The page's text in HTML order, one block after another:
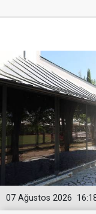
07 Ağustos 2026